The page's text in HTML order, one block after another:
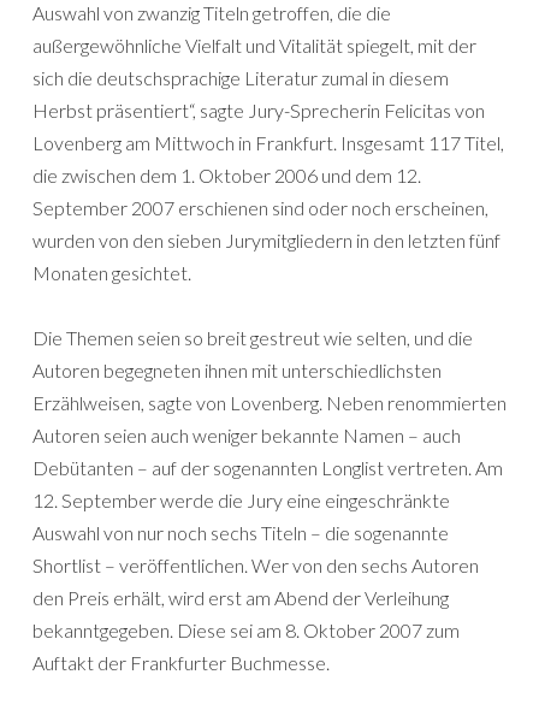
Auswahl von zwanzig Titeln getroffen, die die
außergewöhnliche Vielfalt und Vitalität spiegelt, mit der
sich die deutschsprachige Literatur zumal in diesem
Herbst präsentiert“, sagte Jury-Sprecherin Felicitas von
Lovenberg am Mittwoch in Frankfurt. Insgesamt 117 Titel,
die zwischen dem 1. Oktober 2006 und dem 12.
September 2007 erschienen sind oder noch erscheinen,
wurden von den sieben Jurymitgliedern in den letzten fünf
Monaten gesichtet.
Die Themen seien so breit gestreut wie selten, und die
Autoren begegneten ihnen mit unterschiedlichsten
Erzählweisen, sagte von Lovenberg. Neben renommierten
Autoren seien auch weniger bekannte Namen – auch
Debütanten – auf der sogenannten Longlist vertreten. Am
12. September werde die Jury eine eingeschränkte
Auswahl von nur noch sechs Titeln – die sogenannte
Shortlist – veröffentlichen. Wer von den sechs Autoren
den Preis erhält, wird erst am Abend der Verleihung
bekanntgegeben. Diese sei am 8. Oktober 2007 zum
Auftakt der Frankfurter Buchmesse.